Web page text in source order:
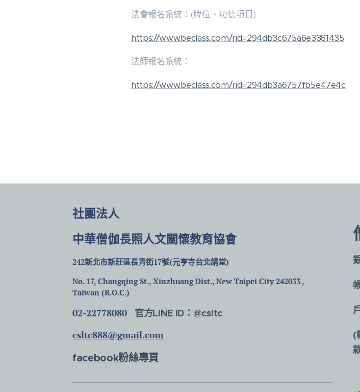
法會報名系統：(牌位、功德項目)
https://www.beclass.com/rid=294db3c675a6e3381435
法師報名系統：
https://www.beclass.com/rid=294db3a6757fb5e47e4c
社團法人
中華僧伽長照人文關懷教育協會
242新北市新莊區長青街17號(元亨寺台北講堂)
No. 17, Changqing St., Xinzhuang Dist., New Taipei City 242033 ,
Taiwan (R.O.C.)
02-22778080 官方LINE ID：@csltc
csltc888@gmail.com
facebook粉絲專頁
(